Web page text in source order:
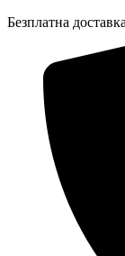
Skip
Безплатна